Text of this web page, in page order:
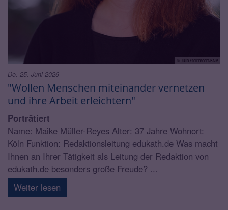
© Julia Steinbrecht/KNA
"Wollen Menschen miteinander vernetzen
und ihre Arbeit erleichtern"
Do. 25. Juni 2026
Porträtiert
Name: Maike Müller-Reyes Alter: 37 Jahre Wohnort:
Köln Funktion: Redaktionsleitung edukath.de Was macht
Ihnen an Ihrer Tätigkeit als Leitung der Redaktion von
edukath.de besonders große Freude? ...
Weiter lesen